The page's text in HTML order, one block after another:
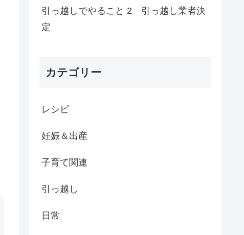
引っ越しでやること 2 引っ越し業者決
定
カテゴリー
レシピ
妊娠＆出産
子育て関連
引っ越し
日常